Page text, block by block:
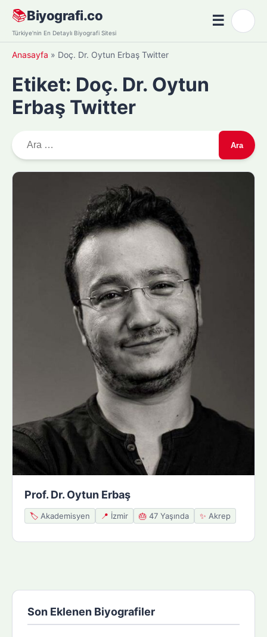
Skip
content
📚Biyografi.co
Türkiye'nin En Detaylı Biyografi Sitesi
☰Menü
Anasayfa » Doç. Dr. Oytun Erbaş Twitter
Etiket: Doç. Dr. Oytun
Erbaş Twitter
r
Prof. Dr. Oytun Erbaş
🏷️ Akademisyen 📍 İzmir 🎂 47 Yaşında ✨ Akrep
Son Eklenen Biyografiler